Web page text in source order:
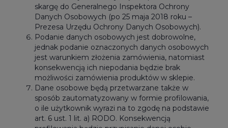
skargę do Generalnego Inspektora Ochrony
Danych Osobowych (po 25 maja 2018 roku –
Prezesa Urzędu Ochrony Danych Osobowych).
Podanie danych osobowych jest dobrowolne,
jednak podanie oznaczonych danych osobowych
jest warunkiem złożenia zamówienia, natomiast
konsekwencją ich niepodania będzie brak
możliwości zamówienia produktów w sklepie.
Dane osobowe będą przetwarzane także w
sposób zautomatyzowany w formie profilowania,
o ile użytkownik wyrazi na to zgodę na podstawie
art. 6 ust. 1 lit. a) RODO. Konsekwencją